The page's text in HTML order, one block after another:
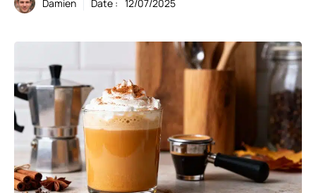
Damien Date : 12/07/2025